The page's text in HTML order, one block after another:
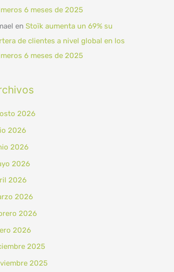
6 meses de 2025
en Stoïk aumenta un 69% su
de clientes a nivel global en los
6 meses de 2025
2026
2026
2026
2026
2026
2026
2026
2026
2025
2025